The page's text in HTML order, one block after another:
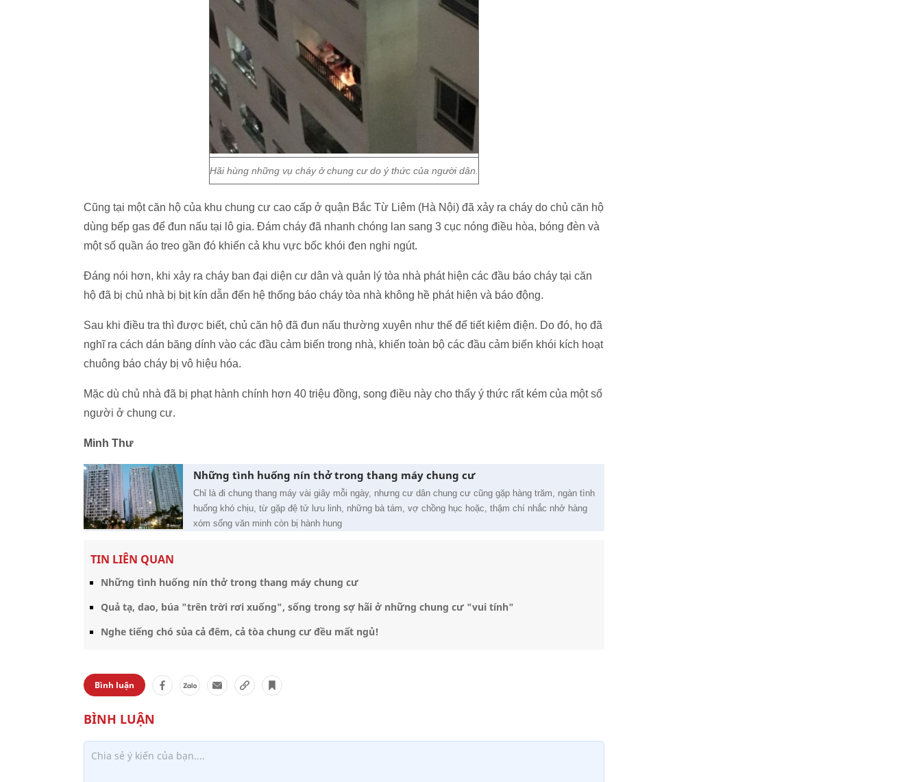
Hãi hùng những vụ cháy ở chung cư do ý thức của người dân.
Cũng tại một căn hộ của khu chung cư cao cấp ở quận Bắc Từ Liêm (Hà Nội) đã xảy ra cháy do chủ căn hộ
dùng bếp gas để đun nấu tại lô gia. Đám cháy đã nhanh chóng lan sang 3 cục nóng điều hòa, bóng đèn và
một số quần áo treo gần đó khiến cả khu vực bốc khói đen nghi ngút.
Đáng nói hơn, khi xảy ra cháy ban đại diện cư dân và quản lý tòa nhà phát hiện các đầu báo cháy tại căn
hộ đã bị chủ nhà bị bịt kín dẫn đến hệ thống báo cháy tòa nhà không hề phát hiện và báo động.
Sau khi điều tra thì được biết, chủ căn hộ đã đun nấu thường xuyên như thế để tiết kiệm điện. Do đó, họ đã
nghĩ ra cách dán băng dính vào các đầu cảm biến trong nhà, khiến toàn bộ các đầu cảm biến khói kích hoạt
chuông báo cháy bị vô hiệu hóa.
Mặc dù chủ nhà đã bị phạt hành chính hơn 40 triệu đồng, song điều này cho thấy ý thức rất kém của một số
người ở chung cư.
Minh Thư
Những tình huống nín thở trong thang máy chung cư
Chỉ là đi chung thang máy vài giây mỗi ngày, nhưng cư dân chung cư cũng gặp hàng trăm, ngàn tình
huống khó chịu, từ gặp đệ tử lưu linh, những bà tám, vợ chồng hục hoặc, thậm chí nhắc nhở hàng
xóm sống văn minh còn bị hành hung
TIN LIÊN QUAN
Những tình huống nín thở trong thang máy chung cư
Quả tạ, dao, búa "trên trời rơi xuống", sống trong sợ hãi ở những chung cư "vui tính"
Nghe tiếng chó sủa cả đêm, cả tòa chung cư đều mất ngủ!
Bình luận